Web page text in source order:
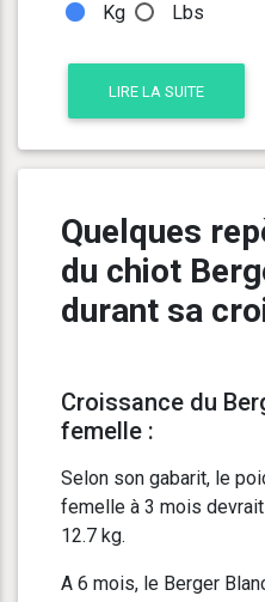
Kg
Lbs
LIRE LA SUITE
Quelques
du chiot
durant sa
Croissance du
femelle :
Selon son gabarit, le
femelle à 3 mois
12.7 kg.
A 6 mois, le Berger